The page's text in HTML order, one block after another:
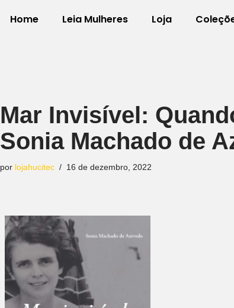
Home Leia Mulheres Loja
Mar Invisível:
Sonia Machado de
por lojahucitec 16 de dezembro, 2022